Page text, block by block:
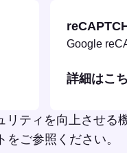
Google
詳細はこ
ティを向上させる
ご参照ください。